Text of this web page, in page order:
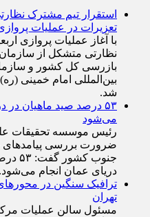
استقرار تیم مشترک
تعزیرات در عملیات پروازی
نظارتی متشکل از
بازرسی کل کشور و
بین‌المللی امام خمینی
شد.
۵۳ درصد صید ماهیان
می‌شود
رئیس موسسه تحقیقات
ضرورت بررسی پیامد‌های
دریای عمان انجام می‌شود.
ترافیک سنگین در
تهران
مسئول سالن عملیات